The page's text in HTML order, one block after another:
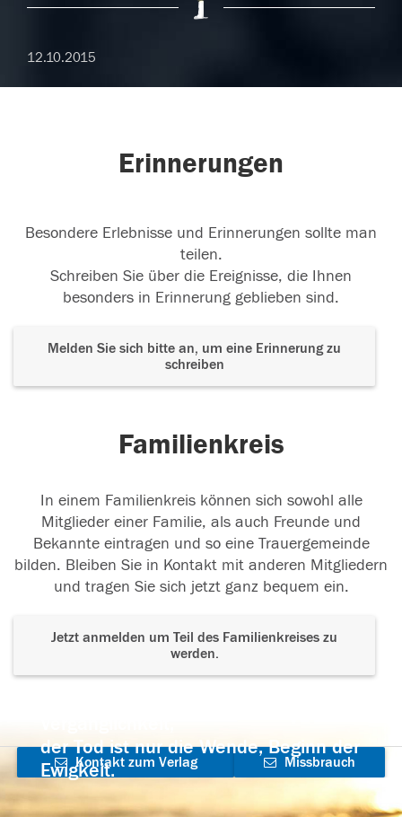
12.10.2015
Erinnerungen
Besondere Erlebnisse und Erinnerungen sollte man
teilen.
Schreiben Sie über die Ereignisse, die Ihnen
besonders in Erinnerung geblieben sind.
Melden Sie sich bitte an, um eine Erinnerung zu
schreiben
Familienkreis
In einem Familienkreis können sich sowohl alle
Mitglieder einer Familie, als auch Freunde und
Bekannte eintragen und so eine Trauergemeinde
bilden. Bleiben Sie in Kontakt mit anderen Mitgliedern
und tragen Sie sich jetzt ganz bequem ein.
Jetzt anmelden um Teil des Familienkreises zu
werden.
der Tod ist nur die Wende, Beginn der
Ewigkeit.
Kontakt zum Verlag
aufnehmen
Missbrauch